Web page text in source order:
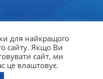
для найкращого
сайту. Якщо Ви
сайт, ми
це влаштовує.